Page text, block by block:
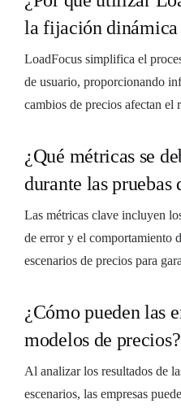
la fijación dinámica
LoadFocus simplifica el
de usuario, proporcionando
cambios de precios afectan el
¿Qué métricas se
durante las pruebas
Las métricas clave incluyen
de error y el comportamiento
escenarios de precios para
¿Cómo pueden las
modelos de precios?
Al analizar los resultados de
escenarios, las empresas